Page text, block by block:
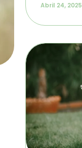
Abril 24, 2025